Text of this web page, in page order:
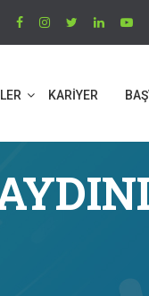
KARİYER